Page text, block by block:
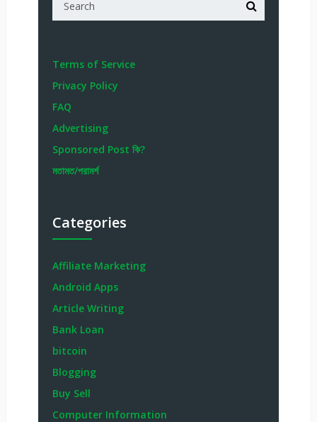
Terms of Service
Privacy Policy
FAQ
Advertising
Sponsored Post কি?
মতামত/পরামর্শ
Categories
Affiliate Marketing
Android Apps
Article Writing
Bank Loan
bitcoin
Blogging
Buy Sell
Computer Information